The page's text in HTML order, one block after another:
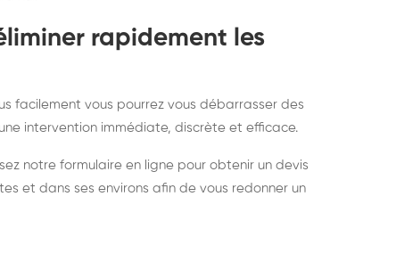
rapidement les
facilement vous pourrez vous débarrasser des
intervention immédiate, discrète et efficace.
notre formulaire en ligne pour obtenir un devis
et dans ses environs afin de vous redonner un